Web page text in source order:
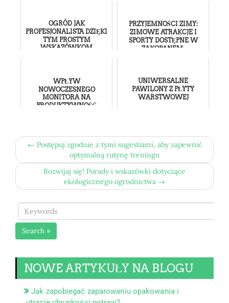
OGRÓD JAK
PROFESJONALISTA DZIĘKI
TYM PROSTYM
WSKAZÓWKOM
PRZYJEMNOŚCI ZIMY:
ZIMOWE ATRAKCJE I
SPORTY DOSTĘPNE W
ZAKOPANEM.
WPŁYW
NOWOCZESNEGO
MONITORA NA
PRODUKTYWNOŚĆ
UNIWERSALNE
PAWILONY Z PŁYTY
WARSTWOWEJ
← Postępuj zgodnie z tymi sugestiami, aby zapewnić
optymalną rutynę treningu
Rozwijaj się! Porady i wskazówki dotyczące
ekologicznego ogrodnictwa →
Search »
NOWE ARTYKUŁY NA BLOGU
Jak zapobiegać zaparowaniu opakowania i